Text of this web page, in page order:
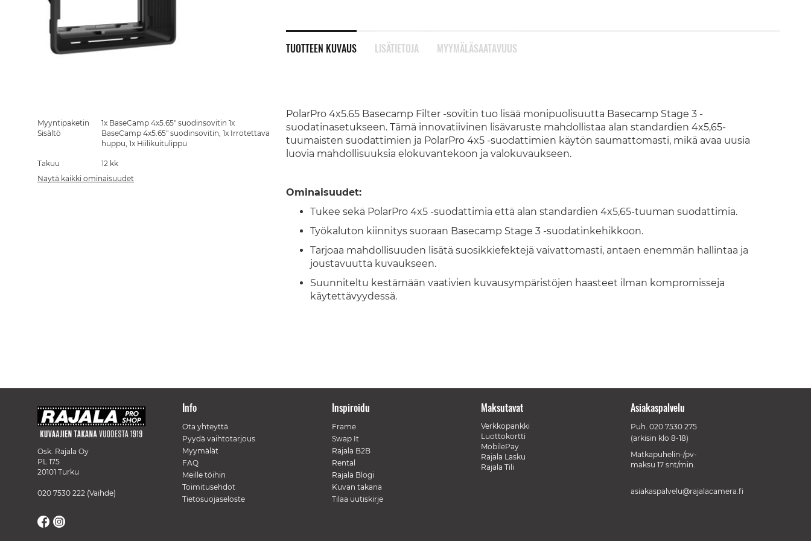
TUOTTEEN KUVAUS
PolarPro 4x5.65 Basecamp Filter -sovitin tuo lisää monipuolisuutta Basecamp Stage 3 -
suodatinasetukseen. Tämä innovatiivinen lisävaruste mahdollistaa alan standardien 4x5,65-
tuumaisten suodattimien ja PolarPro 4x5 -suodattimien käytön saumattomasti, mikä avaa uusia
luovia mahdollisuuksia elokuvantekoon ja valokuvaukseen.
Ominaisuudet:
Tukee sekä PolarPro 4x5 -suodattimia että alan standardien 4x5,65-tuuman suodattimia.
Työkaluton kiinnitys suoraan Basecamp Stage 3 -suodatinkehikkoon.
Tarjoaa mahdollisuuden lisätä suosikkiefektejä vaivattomasti, antaen enemmän hallintaa ja
joustavuutta kuvaukseen.
Suunniteltu kestämään vaativien kuvausympäristöjen haasteet ilman kompromisseja
käytettävyydessä.
LISÄTIETOJA MYYMÄLÄSAATAVUUS
the
beginning
images
gallery
Myyntipaketin
Sisältö
1x BaseCamp 4x5.65" suodinsovitin 1x
BaseCamp 4x5.65" suodinsovitin, 1x Irrotettava
huppu, 1x Hiilikuitulippu
Takuu
12 kk
Näytä kaikki ominaisuudet
Osk. Rajala Oy
PL 175
20101 Turku
020 7530 222 (Vaihde)
Info
Ota yhteyttä
Pyydä vaihtotarjous
Myymälät
FAQ
Meille töihin
Toimitusehdot
Tietosuojaseloste
Inspiroidu
Frame
Swap It
Rajala B2B
Rental
Rajala Blogi
Kuvan takana
Tilaa uutiskirje
Maksutavat
Verkkopankki
Luottokortti
MobilePay
Rajala Lasku
Rajala Tili
Asiakaspalvelu
Puh. 020 7530 275
(arkisin klo 8-18)
Matkapuhelin-/pv-
maksu 17 snt/min.
asiakaspalvelu@rajalacamera.fi